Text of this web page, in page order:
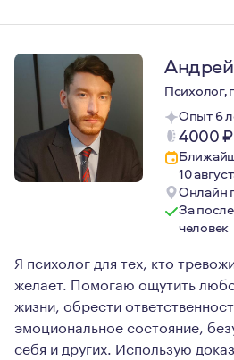
Андрей
Психолог,
Опыт 6
4000₽
10
Онлайн
За
человек
Я психолог для тех, кто
желает. Помогаю ощутить
жизни, обрести
эмоциональное состояние,
себя и других. Использую